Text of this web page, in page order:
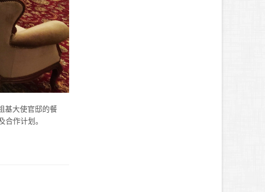
基大使官邸的餐
作计划。